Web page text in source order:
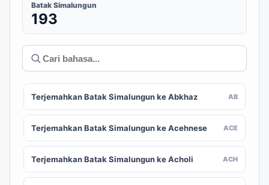
Batak Simalungun
193
Terjemahkan Batak Simalungun ke Abkhaz AB
Terjemahkan Batak Simalungun ke Acehnese ACE
Terjemahkan Batak Simalungun ke Acholi ACH